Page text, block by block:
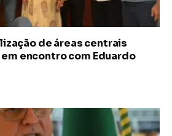
de áreas centrais
encontro com Eduardo